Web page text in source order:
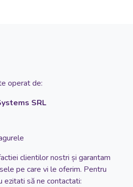
operat de:
SRL
clientilor nostri și garantam
pe care vi le oferim. Pentru
ezitati să ne contactati: